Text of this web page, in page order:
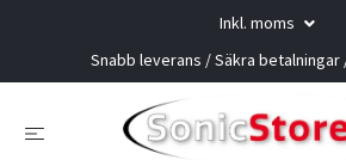
Inkl. moms
Snabb leverans / Säkra betalningar